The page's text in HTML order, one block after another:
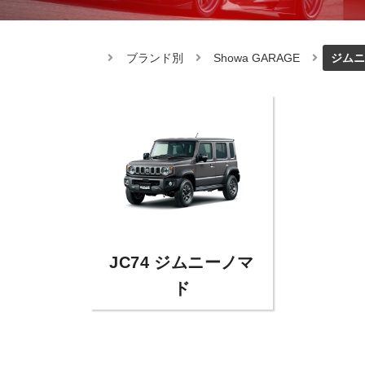
ブランド別 Showa GARAGE ジム
JC74 ジムニーノマ
ド